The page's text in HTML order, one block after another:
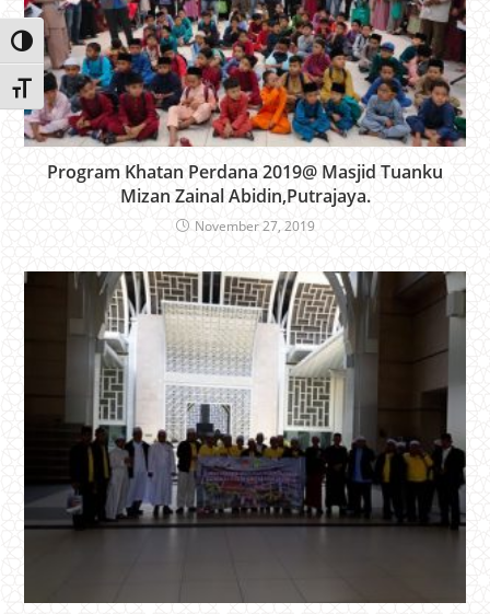
Toggle High Contrast
Toggle Font size
Program Khatan Perdana 2019@ Masjid Tuanku
Mizan Zainal Abidin,Putrajaya.
November 27, 2019